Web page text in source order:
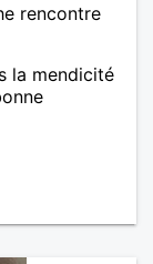
rencontre
la mendicité